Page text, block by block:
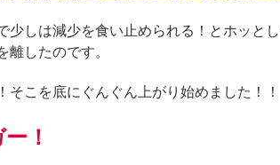
少しは減少を食い止められる！とホッと
離したのです。
そこを底にぐんぐん上がり始めました！！
！